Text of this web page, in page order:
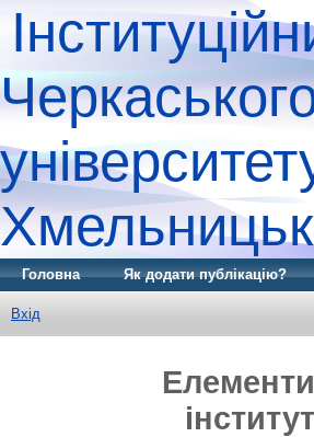
Головна Як додати публікацію?
Вхід